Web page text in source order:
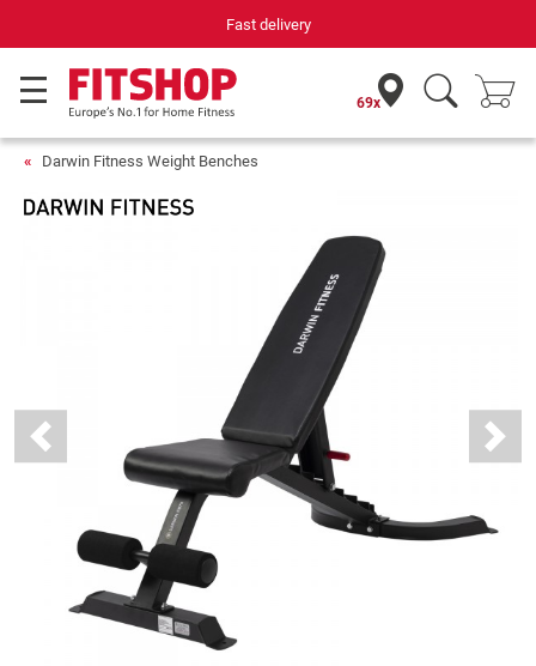
Your expert in home fitness for 42 years
69x
Darwin Fitness Weight Benches
Previous Next